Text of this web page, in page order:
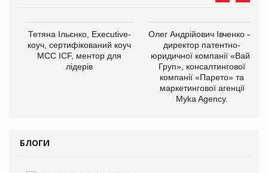
Тетяна Ільєнко, Executive-
коуч, сертифікований коуч
МСС ICF, ментор для
лідерів
Олег Андрійович Івченко —
директор патентно-
юридичної компанії «Вайз
Груп», консалтингової
компанії «Парето» та
маркетингової агенції
Myka Agency.
БЛОГИ